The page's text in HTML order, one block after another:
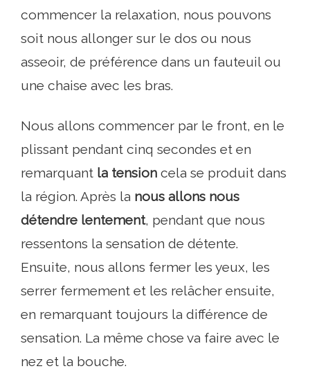
commencer la relaxation, nous pouvons
soit nous allonger sur le dos ou nous
asseoir, de préférence dans un fauteuil ou
une chaise avec les bras.
Nous allons commencer par le front, en le
plissant pendant cinq secondes et en
remarquant la tension cela se produit dans
la région. Après la nous allons nous
détendre lentement, pendant que nous
ressentons la sensation de détente.
Ensuite, nous allons fermer les yeux, les
serrer fermement et les relâcher ensuite,
en remarquant toujours la différence de
sensation. La même chose va faire avec le
nez et la bouche.